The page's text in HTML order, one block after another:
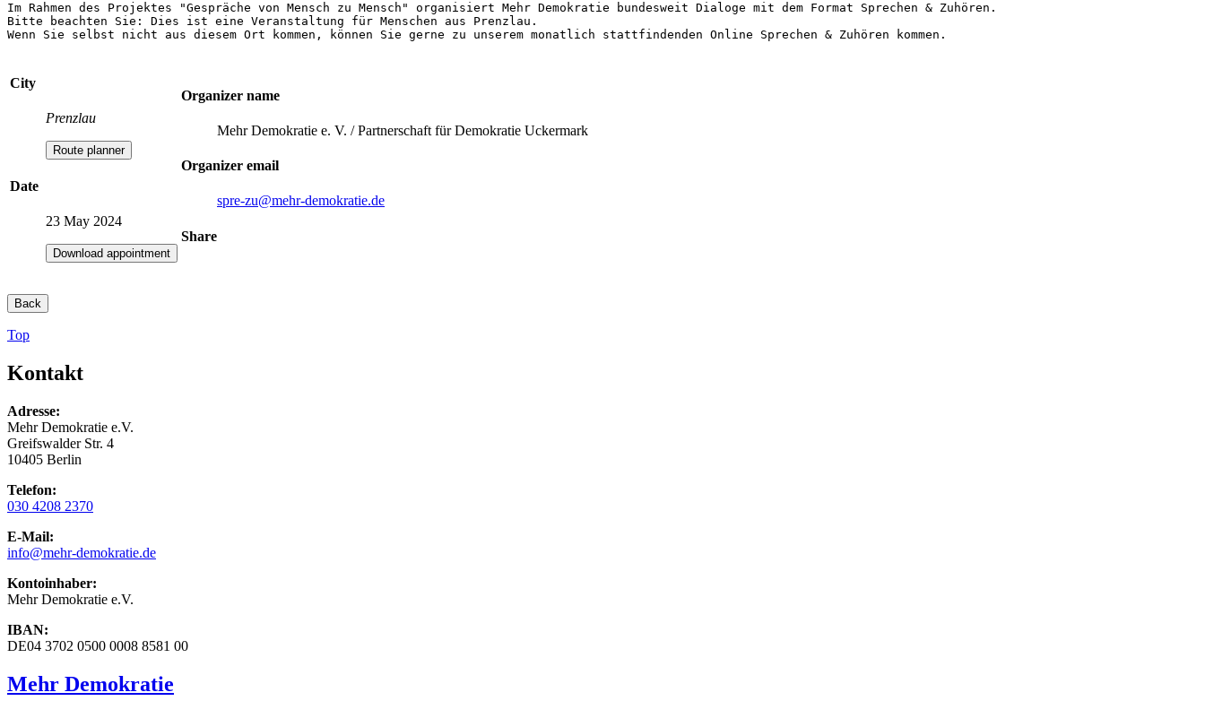
Im Rahmen des Projektes "Gespräche von Mensch zu Mensch" organisiert Mehr Demokratie bundesweit Dialoge mit dem Format Sprechen & Zuhören.
Bitte beachten Sie: Dies ist eine Veranstaltung für Menschen aus Prenzlau.
City
Prenzlau
Route planner
Date
23 May 2024
Download appointment
Organizer name
Mehr Demokratie e. V. / Partnerschaft für Demokratie Uckermark
Organizer email
spre-zu@mehr-demokratie.de
Share
Back
Top
Kontakt
Adresse:
Mehr Demokratie e.V.
Greifswalder Str. 4
10405 Berlin
Telefon:
030 4208 2370
E-Mail:
info@mehr-demokratie.de
Kontoinhaber:
Mehr Demokratie e.V.
IBAN:
DE04 3702 0500 0008 8581 00
Mehr Demokratie